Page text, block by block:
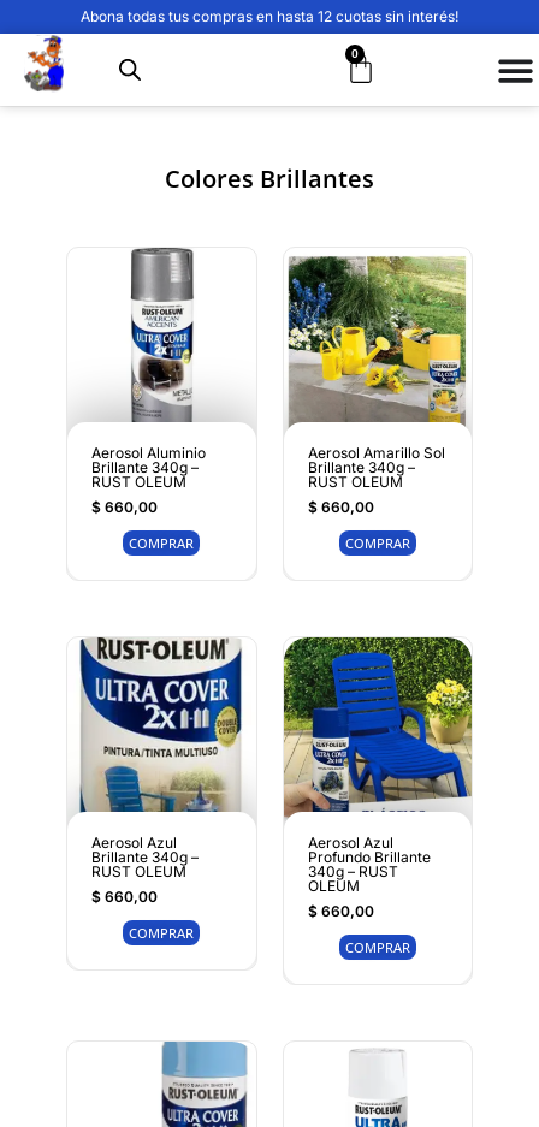
Abona todas tus compras en hasta 12 cuotas sin interés!
0
Colores Brillantes
Aerosol Aluminio
Brillante 340g –
RUST OLEUM
$660,00
COMPRAR
Aerosol Amarillo Sol
Brillante 340g –
RUST OLEUM
$660,00
COMPRAR
Aerosol Azul
Brillante 340g –
RUST OLEUM
$660,00
COMPRAR
Aerosol Azul
Profundo Brillante
340g – RUST
OLEUM
$660,00
COMPRAR